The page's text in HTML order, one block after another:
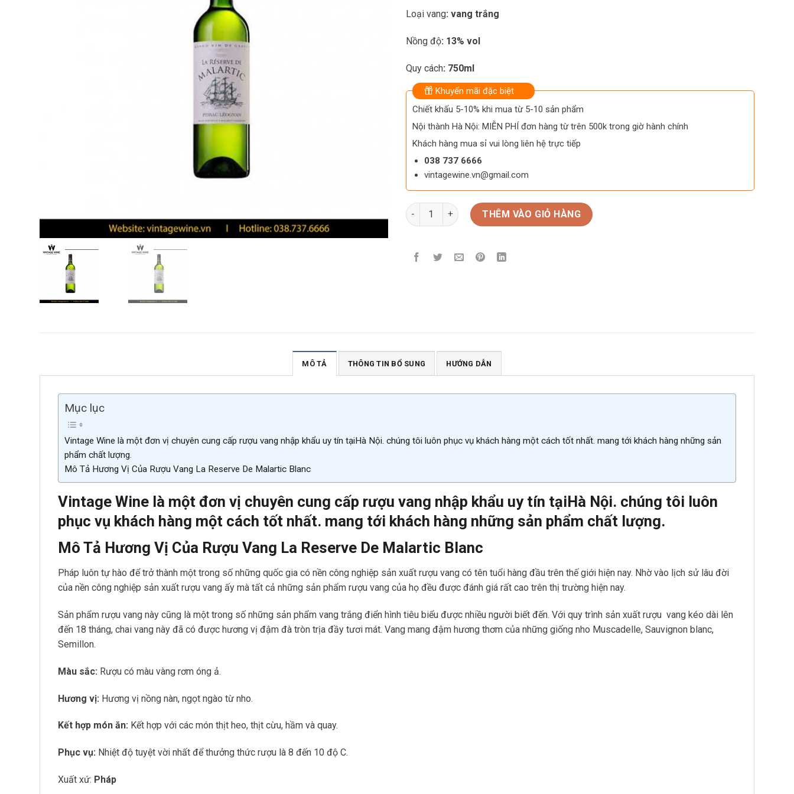
Loại vang: vang trắng
Nồng độ: 13% vol
Quy cách: 750ml
Khuyến mãi đặc biệt
Chiết khấu 5-10% khi mua từ 5-10 sản phẩm
Nội thành Hà Nội: MIỄN PHÍ đơn hàng từ trên 500k trong giờ hành chính
Khách hàng mua sỉ vui lòng liên hệ trực tiếp
038 737 6666
vintagewine.vn@gmail.com
Rượu Vang Pháp La Reserve De Malartic Blanc số lượng
THÊM VÀO GIỎ HÀNG
MÔ TẢ THÔNG TIN BỔ SUNG HƯỚNG DẪN
Mục lục
Vintage Wine là một đơn vị chuyên cung cấp rượu vang nhập khẩu uy tín tạiHà Nội. chúng tôi luôn phục vụ khách hàng một cách tốt nhất. mang tới khách hàng những sản
phẩm chất lượng.
Mô Tả Hương Vị Của Rượu Vang La Reserve De Malartic Blanc
Vintage Wine là một đơn vị chuyên cung cấp rượu vang nhập khẩu uy tín tạiHà Nội. chúng tôi luôn
phục vụ khách hàng một cách tốt nhất. mang tới khách hàng những sản phẩm chất lượng.
Mô Tả Hương Vị Của Rượu Vang La Reserve De Malartic Blanc
Pháp luôn tự hào để trở thành một trong số những quốc gia có nền công nghiệp sản xuất rượu vang có tên tuổi hàng đầu trên thế giới hiện nay. Nhờ vào lịch sử lâu đời
của nền công nghiệp sản xuất rượu vang ấy mà tất cả những sản phẩm rượu vang của họ đều được đánh giá rất cao trên thị trường hiện nay.
Sản phẩm rượu vang này cũng là một trong số những sản phẩm vang trắng điển hình tiêu biểu được nhiều người biết đến. Với quy trình sản xuất rượu vang kéo dài lên
đến 18 tháng, chai vang này đã có được hương vị đậm đà tròn trịa đầy tươi mát. Vang mang đậm hương thơm của những giống nho Muscadelle, Sauvignon blanc,
Semillon.
Màu sắc: Rượu có màu vàng rơm óng ả.
Hương vị: Hương vị nồng nàn, ngọt ngào từ nho.
Kết hợp món ăn: Kết hợp với các món thịt heo, thịt cừu, hầm và quay.
Phục vụ: Nhiệt độ tuyệt vời nhất để thưởng thức rượu là 8 đến 10 độ C.
Xuất xứ: Pháp